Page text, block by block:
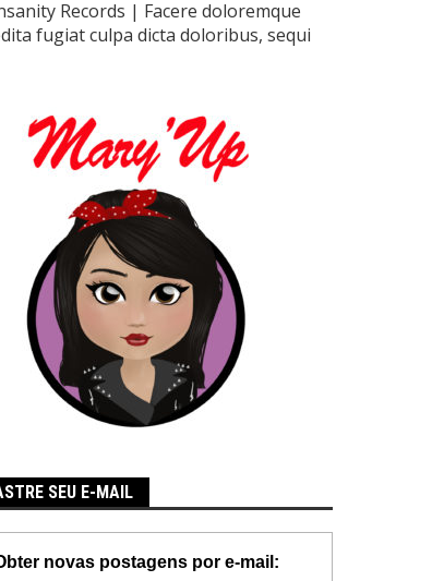
SEU E-MAIL
novas postagens por e-mail: